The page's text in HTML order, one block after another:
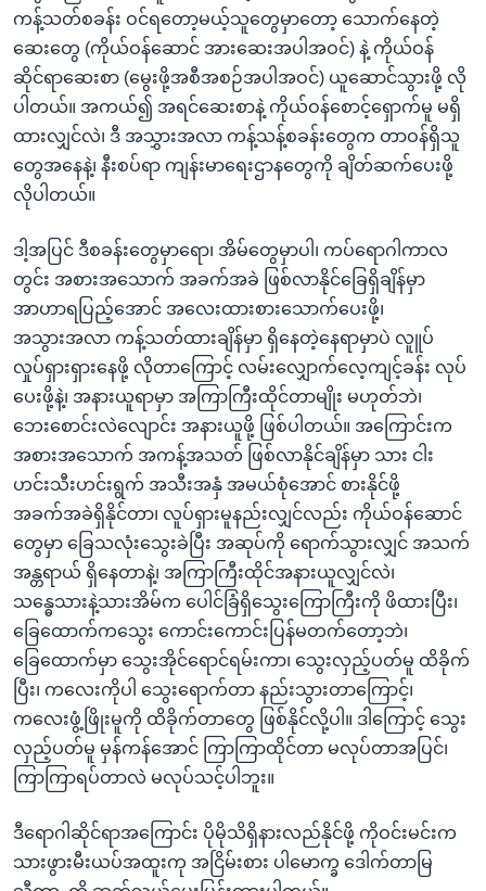
ကန့်သတ်စခန်း ဝင်ရတော့မယ့်သူတွေမှာတော့ သောက်နေတဲ့
ဆေးတွေ (ကိုယ်ဝန်ဆောင် အားဆေးအပါအဝင်) နဲ့ ကိုယ်ဝန်
ဆိုင်ရာဆေးစာ (မွေးဖို့အစီအစဉ်အပါအဝင်) ယူဆောင်သွားဖို့ လို
ပါတယ်။ အကယ်၍ အရင်ဆေးစာနဲ့ ကိုယ်ဝန်စောင့်ရှောက်မူ မရှိ
ထားလျှင်လဲ၊ ဒီ အသွှားအလာ ကန့်သန့်စခန်းတွေက တာဝန်ရှိသူ
တွေအနေနဲ့၊ နီးစပ်ရာ ကျန်းမာရေးဌာနတွေကို ချိတ်ဆက်ပေးဖို့
လိုပါတယ်။
ဒါ့အပြင် ဒီစခန်းတွေမှာရော၊ အိမ်တွေမှာပါ၊ ကပ်ရောဂါကာလ
တွင်း အစားအသောက် အခက်အခဲ ဖြစ်လာနိုင်ခြေရှိချိန်မှာ
အာဟာရပြည့်အောင် အလေးထားစားသောက်ပေးဖို့၊
အသွားအလာ ကန့်သတ်ထားချိန်မှာ ရှိနေတဲ့နေရာမှာပဲ လူူပ်
လှုပ်ရှားရှားနေဖို့ လိုတာကြောင့် လမ်းလျှောက်လေ့ကျင့်ခန်း လုပ်
ပေးဖို့နဲ့၊ အနားယူရာမှာ အကြာကြီးထိုင်တာမျိုး မဟုတ်ဘဲ၊
ဘေးစောင်းလဲလျောင်း အနားယူဖို့ ဖြစ်ပါတယ်။ အကြောင်းက
အစားအသောက် အကန့်အသတ် ဖြစ်လာနိုင်ချိန်မှာ သား ငါး
ဟင်းသီးဟင်းရွက် အသီးအနှံ အမယ်စုံအောင် စားနိုင်ဖို့
အခက်အခဲရှိနိုင်တာ၊ လူပ်ရှားမူနည်းလျှင်လည်း ကိုယ်ဝန်ဆောင်
တွေမှာ ခြေသလုံးသွေးခဲပြီး အဆုပ်ကို ရောက်သွားလျှင် အသက်
အန္တရာယ် ရှိနေတာနဲ့၊ အကြာကြီးထိုင်အနားယူလျှင်လဲ၊
သန္ဓေသားနဲ့သားအိမ်က ပေါင်ခြံရှိသွေးကြောကြီးကို ဖိထားပြီး၊
ခြေထောက်ကသွေး ကောင်းကောင်းပြန်မတက်တော့ဘဲ၊
ခြေထောက်မှာ သွေးအိုင်ရောင်ရမ်းကာ၊ သွေးလှည့်ပတ်မူ ထိခိုက်
ပြီး၊ ကလေးကိုပါ သွေးရောက်တာ နည်းသွားတာကြောင့်၊
ကလေးဖွံ့ဖြိုးမူကို ထိခိုက်တာတွေ ဖြစ်နိုင်လို့ပါ။ ဒါကြောင့် သွေး
လှည့်ပတ်မူ မှန်ကန်အောင် ကြာကြာထိုင်တာ မလုပ်တာအပြင်၊
ကြာကြာရပ်တာလဲ မလုပ်သင့်ပါဘူး။
ဒီရောဂါဆိုင်ရာအကြောင်း ပိုမိုသိရှိနားလည်နိုင်ဖို့ ကိုဝင်းမင်းက
သားဖွားမီးယပ်အထူးကု အငြိမ်းစား ပါမောက္ခ ဒေါက်တာမြ